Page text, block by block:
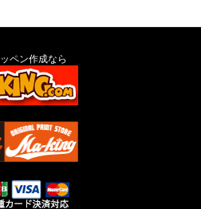
ペン作成なら